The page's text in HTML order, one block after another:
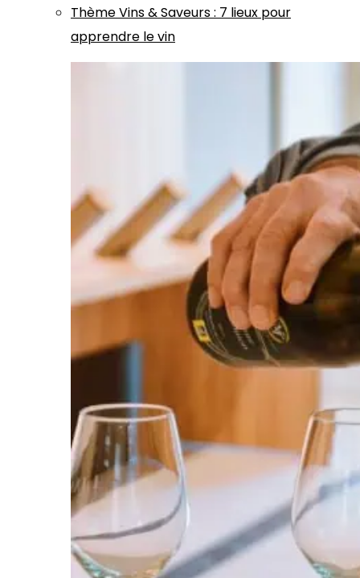
ThèmeVins & Saveurs: 7 lieux pour
apprendre le vin